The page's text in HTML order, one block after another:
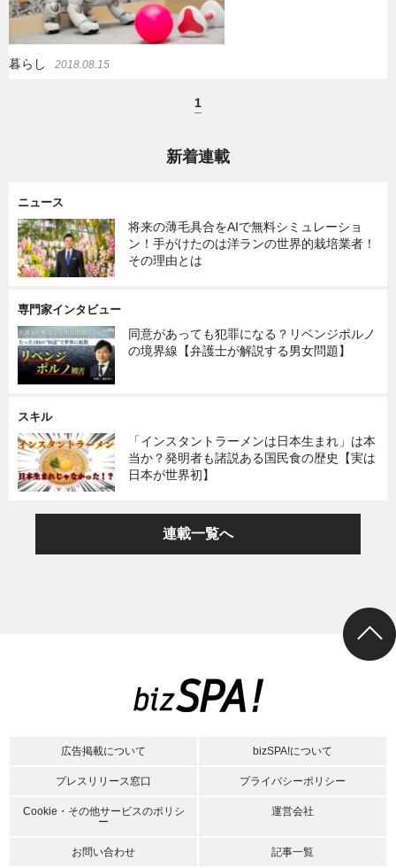
暮らし 2018.08.15
1
新着連載
ニュース
将来の薄毛具合をAIで無料シミュレーショ
ン！手がけたのは洋ランの世界的栽培業者！
その理由とは
専門家インタビュー
同意があっても犯罪になる？リベンジポルノ
の境界線【弁護士が解説する男女問題】
スキル
「インスタントラーメンは日本生まれ」は本
当か？発明者も諸説ある国民食の歴史【実は
日本が世界初】
連載一覧へ
広告掲載について bizSPA!について
プレスリリース窓口 プライバシーポリシー
Cookie・その他サービスのポリシ
ー
運営会社
お問い合わせ 記事一覧